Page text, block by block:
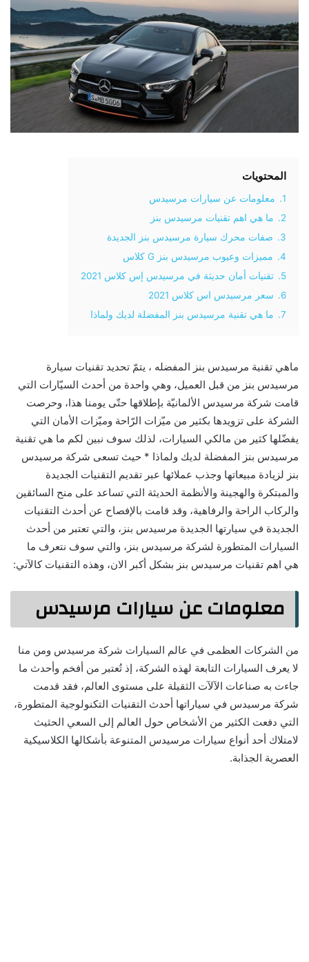
المحتويات
1.
معلومات عن سيارات مرسيدس
2.
ما هي اهم تقنيات مرسيدس بنز
3.
صفات محرك سيارة مرسيدس بنز الجديدة
4.
مميزات وعيوب مرسيدس بنز G كلاس
5.
تقنيات أمان حديثة في مرسيدس إس كلاس 2021
6.
سعر مرسيدس اس كلاس 2021
7.
ما هي تقنية مرسيدس بنز المفضلة لديك ولماذا
ماهي تقنية مرسيدس بنز المفضله ، يتمّ تحديد تقنيات سيارة
مرسيدس بنز من قبل العميل، وهي واحدة من أحدث السيّارات التي
قامت شركة مرسيدس الألمانيّة بإطلاقها حتّى يومنا هذا، وحرصت
الشركة على تزويدها بكثير من ميّزات الرّاحة وميّزات الأمان التي
يفضّلها كثير من مالكي السيارات، لذلك سوف نبين لكم ما هي تقنية
مرسيدس بنز المفضلة لديك ولماذا * حيث تسعى شركة مرسيدس
بنز لزيادة مبيعاتها وجذب عملائها عبر تقديم التقنيات الجديدة
والمبتكرة والهجينة والأنظمة الحديثة التي تساعد على منح السائقين
والركاب الراحة والرفاهية، وقد قامت بالإفصاح عن أحدث التقنيات
الجديدة في سيارتها الجديدة مرسيدس بنز، والتي تعتبر من أحدث
السيارات المتطورة لشركة مرسيدس بنز، والتي سوف نتعرف ما
هي اهم تقنيات مرسيدس بنز بشكل أكبر الان، وهذه التقنيات كالآتي:
معلومات عن سيارات مرسيدس
من الشركات العظمى في عالم السيارات شركة مرسيدس ومن منا
لا يعرف السيارات التابعة لهذه الشركة، إذ تُعتبر من أفخم وأحدث ما
جاءت به صناعات الآلآت الثقيلة على مستوى العالم، فقد قدمت
شركة مرسيدس في سياراتها أحدث التقنيات التكنولوجية المتطورة،
التي دفعت الكثير من الأشخاص حول العالم إلى السعي الحثيث
لامتلاك أحد أنواع سيارات مرسيدس المتنوعة بأشكالها الكلاسيكية
العصرية الجذابة.